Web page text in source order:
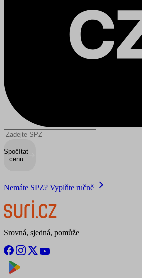
Spočítat
cenu
Nemáte SPZ? Vyplňte ručně
Srovná, sjedná, pomůže